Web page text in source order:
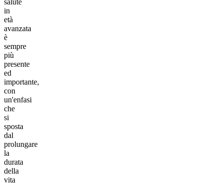
salute
in
età
avanzata
è
sempre
più
presente
ed
importante,
con
un'enfasi
che
si
sposta
dal
prolungare
la
durata
della
vita